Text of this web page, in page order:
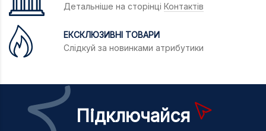
ВСЕ ПРО ТОВАР
Детальніше на сторінці Контактів
ЕКСКЛЮЗИВНІ ТОВАРИ
Слідкуй за новинками атрибутики
Підключайся